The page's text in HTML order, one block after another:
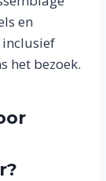
en
inclusief
het bezoek.